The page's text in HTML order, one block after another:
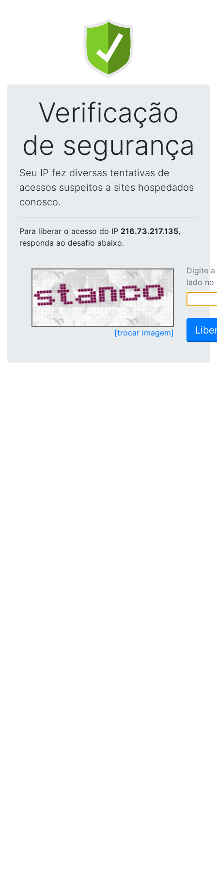
Verificação
de segurança
Seu IP fez diversas tentativas de
acessos suspeitos a sites hospedados
conosco.
Para liberar o acesso do IP 216.73.217.135,
responda ao desafio abaixo.
[trocar imagem]
Digite
lado no